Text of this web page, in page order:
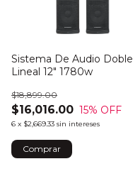
Sistema De Audio Doble
Lineal 12" 1780w
$16,016.00
$18,899.00
15% OFF
6 x $2,669.33 sin intereses